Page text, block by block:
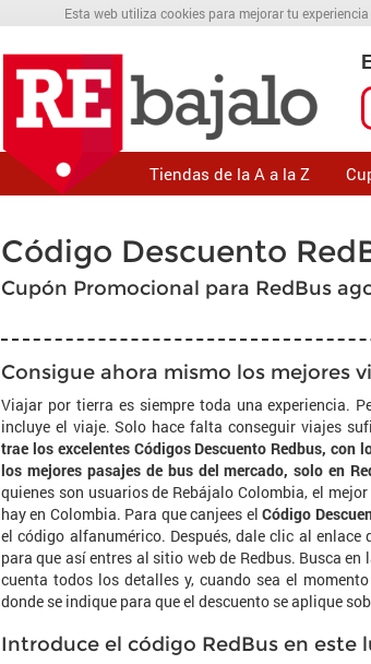
Esta web utiliza cookies para mejorar tu
Tiendas de la A a la Z
Código Descuento
Cupón Promocional para RedBus
Consigue ahora mismo los mejores
Viajar por tierra es siempre toda una experiencia.
incluye el viaje. Solo hace falta conseguir viajes
trae los excelentes Códigos Descuento Redbus,
los mejores pasajes de bus del mercado, solo en
quienes son usuarios de Rebájalo Colombia, el
hay en Colombia. Para que canjees elCódigo
el código alfanumérico. Después, dale clic al
para que así entres al sitio web de Redbus. Busca
cuenta todos los detalles y, cuando sea el
donde se indique para que el descuento se aplique
Introduce el código RedBus en este